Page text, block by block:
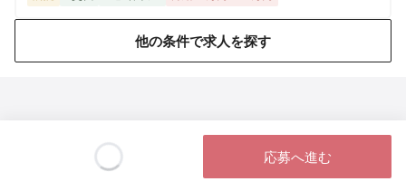
他の条件で求人を探す
応募へ進む